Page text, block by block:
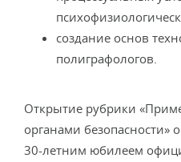
создание основ
полиграфологов.
Открытие рубрики
органами безопасности»
30-летним юбилеем